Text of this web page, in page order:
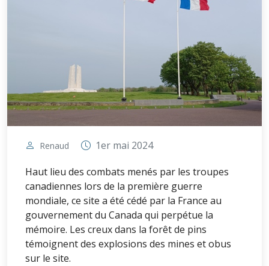
Renaud
1er mai 2024
Haut lieu des combats menés par les troupes
canadiennes lors de la première guerre
mondiale, ce site a été cédé par la France au
gouvernement du Canada qui perpétue la
mémoire. Les creux dans la forêt de pins
témoignent des explosions des mines et obus
sur le site.